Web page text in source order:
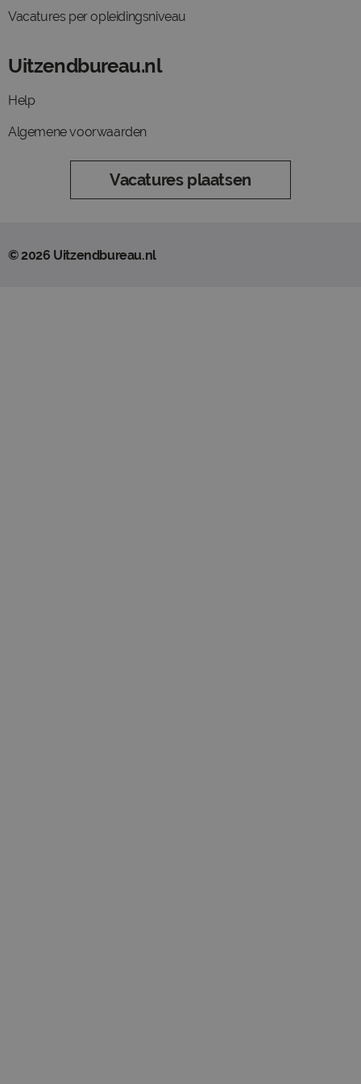
Vacatures per opleidingsniveau
Uitzendbureau.nl
Help
Algemene voorwaarden
Vacatures plaatsen
© 2026 Uitzendbureau.nl